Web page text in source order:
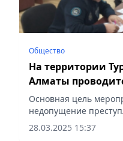
Общество
На территории
Алматы
акция «Нет
Основная цель
недопущение
бытовых отношений,
правовой
28.03.2025 15:37